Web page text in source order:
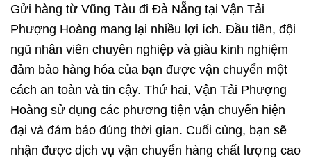
Gửi hàng từ Vũng Tàu đi Đà Nẵng tại Vận Tải
Phượng Hoàng mang lại nhiều lợi ích. Đầu tiên, đội
ngũ nhân viên chuyên nghiệp và giàu kinh nghiệm
đảm bảo hàng hóa của bạn được vận chuyển một
cách an toàn và tin cậy. Thứ hai, Vận Tải Phượng
Hoàng sử dụng các phương tiện vận chuyển hiện
đại và đảm bảo đúng thời gian. Cuối cùng, bạn sẽ
nhận được dịch vụ vận chuyển hàng chất lượng cao